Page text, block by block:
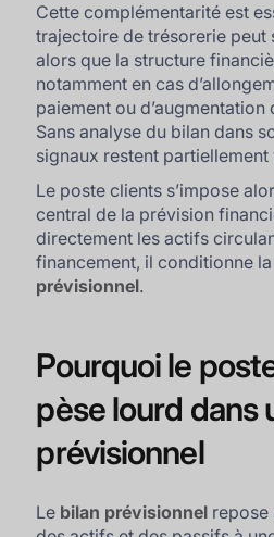
Cette complémentarité est
trajectoire de trésorerie peut
alors que la structure
notamment en cas
paiement ou
Sans analyse du bilan dans
signaux restent partiellement
Le poste clients s’impose
central de la prévision
directement les actifs
financement, il conditionne
prévisionnel.
Pourquoi le
pèse lourd dans
prévisionnel
Le bilan prévisionnel repose